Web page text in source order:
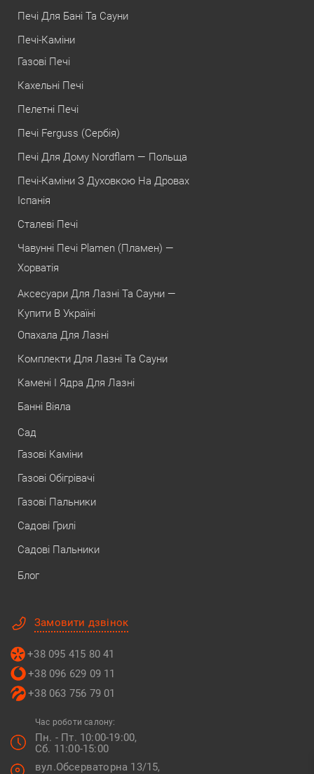
Печі Для Бані Та Сауни
Печі-Каміни
Газові Печі
Кахельні Печі
Пелетні Печі
Печі Ferguss (Сербія)
Печі Для Дому Nordflam — Польща
Печі-Каміни З Духовкою На Дровах
Іспанія
Сталеві Печі
Чавунні Печі Plamen (Пламен) —
Хорватія
Аксесуари Для Лазні Та Сауни —
Купити В Україні
Опахала Для Лазні
Комплекти Для Лазні Та Сауни
Камені І Ядра Для Лазні
Банні Віяла
Сад
Газові Каміни
Газові Обігрівачі
Газові Пальники
Садові Грилі
Садові Пальники
Блог
Замовити дзвінок
+38 095 415 80 41
+38 096 629 09 11
+38 063 756 79 01
Час роботи салону:
Пн. - Пт. 10:00-19:00,
Сб. 11:00-15:00
вул.Обсерваторна 13/15,